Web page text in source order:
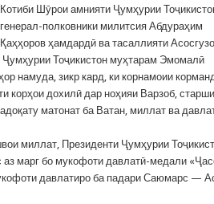
Котиби Шӯрои амнияти Ҷумҳурии
генерал-полковники милитсия Абдураҳим
Қаҳҳоров ҳамдардӣ ва тасаллияти
Тоҷикистон муҳтарам Эмомалӣ
намуда, зикр кард, ки корнамоии
дохилӣ дар ноҳияи Варзоб,
матонат ба Ватан, миллат ва
миллат, Президенти Ҷумҳурии
марг бо мукофоти давлатӣ-медали
давлатиро ба падари Саюмарс —